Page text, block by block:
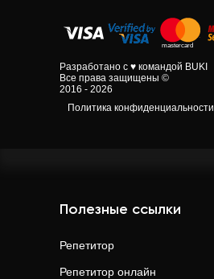
Разработано с ♥ командой BUKI
Все права защищены ©
2016 - 2026
Политика конфиденциальности
Полезные ссылки
Репетитор
Репетитор онлайн